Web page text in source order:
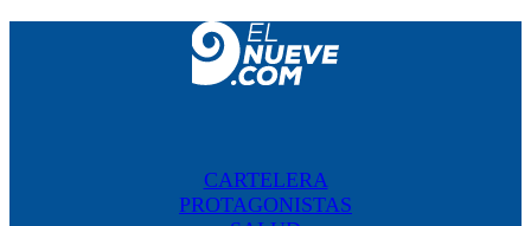
CARTELERA
PROTAGONISTAS